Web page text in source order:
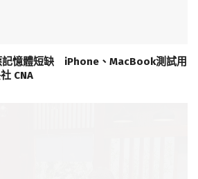
記憶體短缺 iPhone、MacBook測試用
CNA